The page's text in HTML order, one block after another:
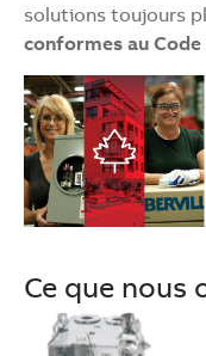
solutions toujours
conformes au
Ce que nous